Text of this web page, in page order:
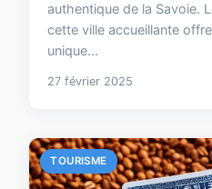
authentique de la Savoie.
cette ville accueillante
unique...
27 février 2025
TOURISME